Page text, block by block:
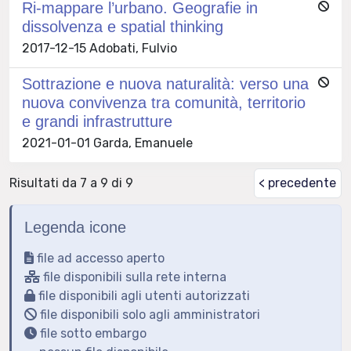
Ri-mappare l’urbano. Geografie in
dissolvenza e spatial thinking
2017-12-15 Adobati, Fulvio
Sottrazione e nuova naturalità: verso una
nuova convivenza tra comunità, territorio
e grandi infrastrutture
2021-01-01 Garda, Emanuele
Risultati da 7 a 9 di 9 < precedente
Legenda icone
file ad accesso aperto
file disponibili sulla rete interna
file disponibili agli utenti autorizzati
file disponibili solo agli amministratori
file sotto embargo